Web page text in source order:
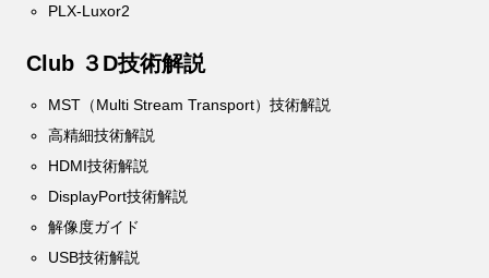
PLX-Luxor2
Club ３D技術解説
MST（Multi Stream Transport）技術解説
高精細技術解説
HDMI技術解説
DisplayPort技術解説
解像度ガイド
USB技術解説